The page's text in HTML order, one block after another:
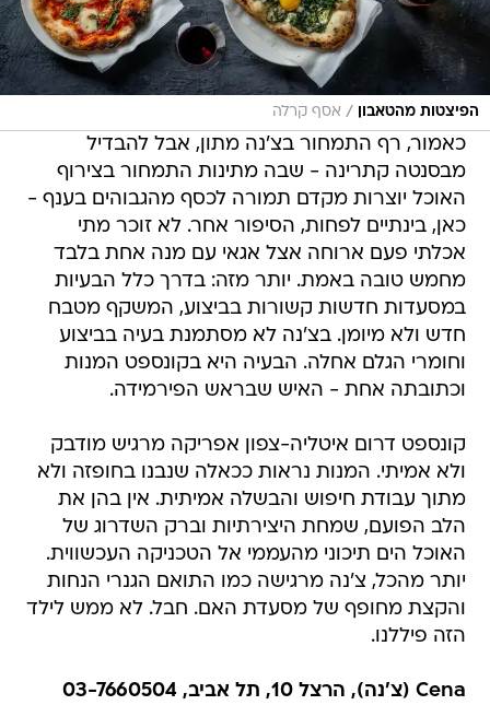
הפיצטות מהטאבון / אסף קרלה
כאמור, רף התמחור בצ'נה מתון, אבל להבדיל
מבסנטה קתרינה - שבה מתינות התמחור בצירוף
האוכל יוצרות מקדם תמורה לכסף מהגבוהים בענף -
כאן, בינתיים לפחות, הסיפור אחר. לא זוכר מתי
אכלתי פעם ארוחה אצל אגאי עם מנה אחת בלבד
מחמש טובה באמת. יותר מזה: בדרך כלל הבעיות
במסעדות חדשות קשורות בביצוע, המשקף מטבח
חדש ולא מיומן. בצ'נה לא מסתמנת בעיה בביצוע
וחומרי הגלם אחלה. הבעיה היא בקונספט המנות
וכתובתה אחת - האיש שבראש הפירמידה.
קונספט דרום איטליה-צפון אפריקה מרגיש מודבק
ולא אמיתי. המנות נראות ככאלה שנבנו בחופזה ולא
מתוך עבודת חיפוש והבשלה אמיתית. אין בהן את
הלב הפועם, שמחת היצירתיות וברק השדרוג של
האוכל הים תיכוני מהעממי אל הטכניקה העכשווית.
יותר מהכל, צ'נה מרגישה כמו התואם הגנרי הנחות
והקצת מחופף של מסעדת האם. חבל. לא ממש לילד
הזה פיללנו.
Cena (צ'נה), הרצל 10, תל אביב, 03-7660504